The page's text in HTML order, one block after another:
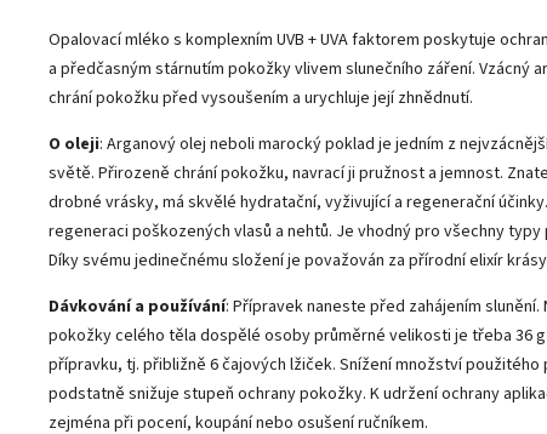
Opalovací mléko s komplexním UVB + UVA faktorem poskytuje
a předčasným stárnutím pokožky vlivem slunečního záření. Vzácný
chrání pokožku před vysoušením a urychluje její zhnědnutí.
O oleji: Arganový olej neboli marocký poklad je jedním z
světě. Přirozeně chrání pokožku, navrací ji pružnost a jemnost.
drobné vrásky, má skvělé hydratační, vyživující a regenerační
regeneraci poškozených vlasů a nehtů. Je vhodný pro všechny
Díky svému jedinečnému složení je považován za přírodní elixír
Dávkování a používání: Přípravek naneste před zahájením slunění.
pokožky celého těla dospělé osoby průměrné velikosti je třeba 36
přípravku, tj. přibližně 6 čajových lžiček. Snížení množství použitého
podstatně snižuje stupeň ochrany pokožky. K udržení ochrany
zejména při pocení, koupání nebo osušení ručníkem.